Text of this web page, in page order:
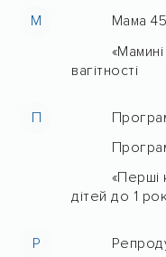
М
Мама
вагітності
П
«Перші
дітей до 1
Р